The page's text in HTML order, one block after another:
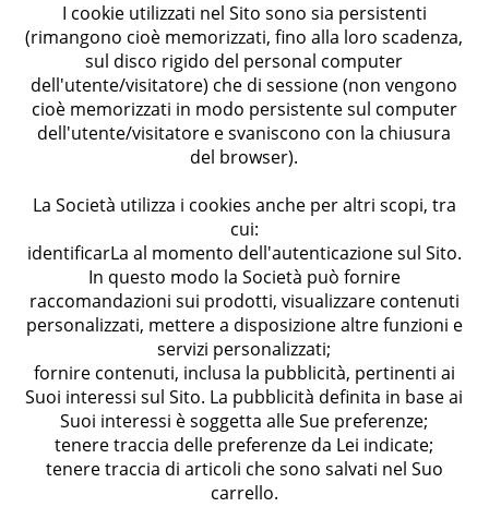
I cookie utilizzati nel Sito sono sia persistenti
(rimangono cioè memorizzati, fino alla loro scadenza,
sul disco rigido del personal computer
dell'utente/visitatore) che di sessione (non vengono
cioè memorizzati in modo persistente sul computer
dell'utente/visitatore e svaniscono con la chiusura
del browser).
La Società utilizza i cookies anche per altri scopi, tra
cui:
identificarLa al momento dell'autenticazione sul Sito.
In questo modo la Società può fornire
raccomandazioni sui prodotti, visualizzare contenuti
personalizzati, mettere a disposizione altre funzioni e
servizi personalizzati;
fornire contenuti, inclusa la pubblicità, pertinenti ai
Suoi interessi sul Sito. La pubblicità definita in base ai
Suoi interessi è soggetta alle Sue preferenze;
tenere traccia delle preferenze da Lei indicate;
tenere traccia di articoli che sono salvati nel Suo
carrello.